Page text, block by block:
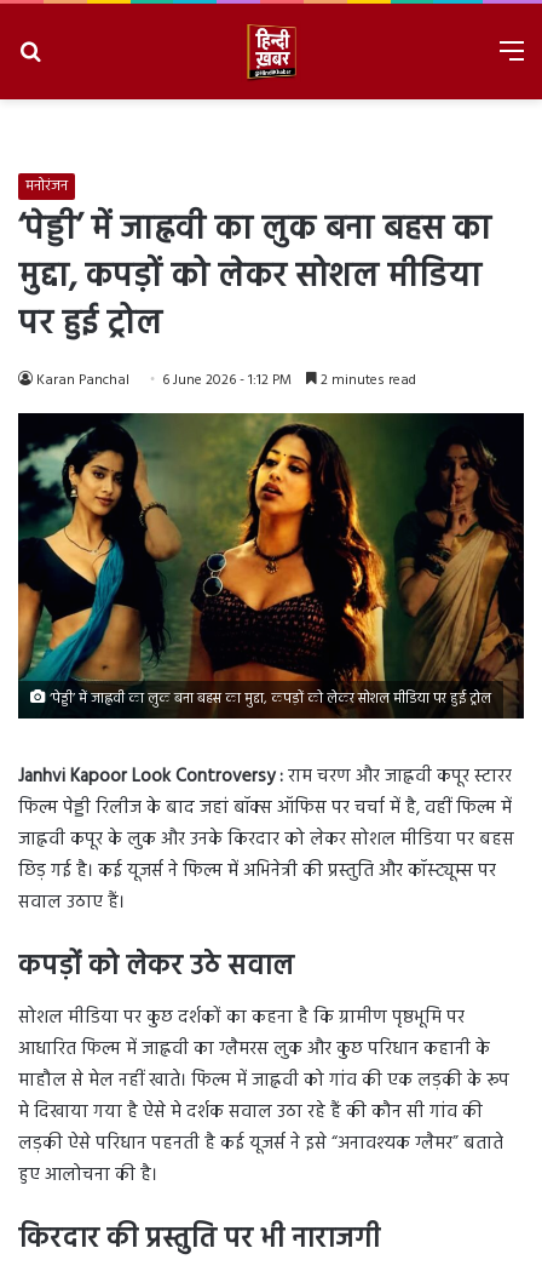
मनोरंजन
‘पेड्डी’ में जाह्नवी का लुक बना बहस का
मुद्दा, कपड़ों को लेकर सोशल मीडिया
पर हुई ट्रोल
Karan Panchal 6 June 2026 - 1:12 PM 2 minutes read
‘पेड्डी’ में जाह्नवी का लुक बना बहस का मुद्दा, कपड़ों को लेकर सोशल मीडिया पर हुई ट्रोल
Janhvi Kapoor Look Controversy :राम चरण और जाह्नवी कपूर स्टारर
फिल्म पेड्डी रिलीज के बाद जहां बॉक्स ऑफिस पर चर्चा में है, वहीं फिल्म में
जाह्नवी कपूर के लुक और उनके किरदार को लेकर सोशल मीडिया पर बहस
छिड़ गई है। कई यूजर्स ने फिल्म में अभिनेत्री की प्रस्तुति और कॉस्ट्यूम्स पर
सवाल उठाए हैं।
कपड़ों को लेकर उठे सवाल
सोशल मीडिया पर कुछ दर्शकों का कहना है कि ग्रामीण पृष्ठभूमि पर
आधारित फिल्म में जाह्नवी का ग्लैमरस लुक और कुछ परिधान कहानी के
माहौल से मेल नहीं खाते। फिल्म में जाह्नवी को गांव की एक लड़की के रूप
मे दिखाया गया है ऐसे मे दर्शक सवाल उठा रहे हैं की कौन सी गांव की
लड़की ऐसे परिधान पहनती है कई यूजर्स ने इसे “अनावश्यक ग्लैमर” बताते
हुए आलोचना की है।
किरदार की प्रस्तुति पर भी नाराजगी